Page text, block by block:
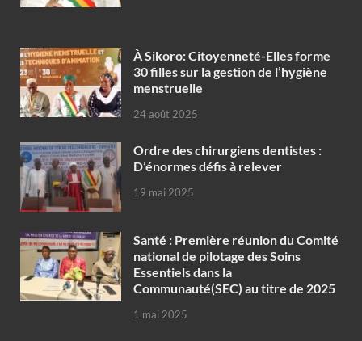
À Sikoro: Citoyenneté-Elles forme
30 filles sur la gestion de l’hygiène
menstruelle
24 août 2025
Ordre des chirurgiens dentistes :
D’énormes défis à relever
19 mai 2025
Santé : Première réunion du Comité
national de pilotage des Soins
Essentiels dans la
Communauté(SEC) au titre de 2025
1 mai 2025